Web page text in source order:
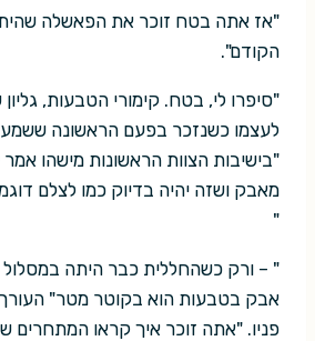
"אז אתה בטח זוכר את הפאשלה שהיתה
הקודם".
"סיפרו לי, בטח. קימורי הטבעות,
לעצמו כשנזכר בפעם הראשונה
"בישיבות הצוות הראשונות מישהו
מאבק ושזה יהיה בדיוק כמו לצלם
"
" – ורק כשהחללית כבר היתה במסלול
אבק בטבעות הוא בקוטר מטר" העורך
פניו. "אתה זוכר איך קראו המתחרים